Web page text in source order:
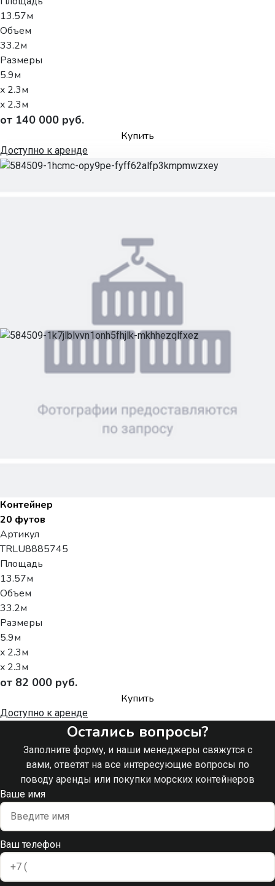
13.57м
Объем
33.2м
Размеры
5.9м
x 2.3м
x 2.3м
от 140 000 руб.
Купить
Доступно к аренде
Контейнер
20 футов
Артикул
TRLU8885745
Площадь
13.57м
Объем
33.2м
Размеры
5.9м
x 2.3м
x 2.3м
от 82 000 руб.
Купить
Доступно к аренде
Остались вопросы?
Заполните форму, и наши менеджеры свяжутся с
вами, ответят на все интересующие вопросы по
поводу аренды или покупки морских контейнеров
Ваше имя
Ваш телефон